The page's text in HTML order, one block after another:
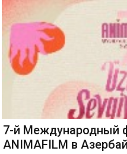
7-й Международный
ANIMAFILM в